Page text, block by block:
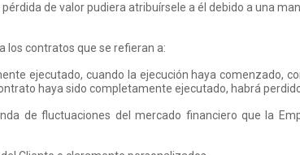
de valor pudiera atribuírsele a él debido a una
los contratos que se refieran a:
ejecutado, cuando la ejecución haya comenzado,
haya sido completamente ejecutado, habrá
de fluctuaciones del mercado financiero que la